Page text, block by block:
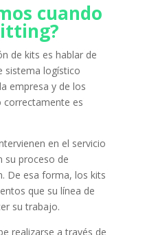
cuando
de kits es hablar de
sistema logístico
empresa y de los
correctamente es
en el servicio
su proceso de
De esa forma, los kits
que su línea de
su trabajo.
realizarse a través de